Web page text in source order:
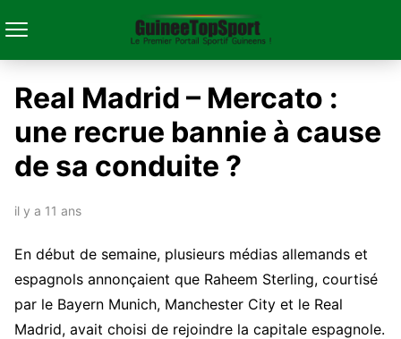
Real Madrid – Mercato :
une recrue bannie à cause
de sa conduite ?
il y a 11 ans
En début de semaine, plusieurs médias allemands et
espagnols annonçaient que Raheem Sterling, courtisé
par le Bayern Munich, Manchester City et le Real
Madrid, avait choisi de rejoindre la capitale espagnole.